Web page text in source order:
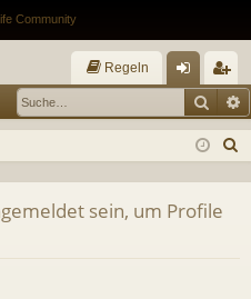
Regeln
m
eg
ist
sein, um Profile